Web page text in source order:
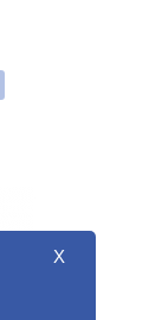
X